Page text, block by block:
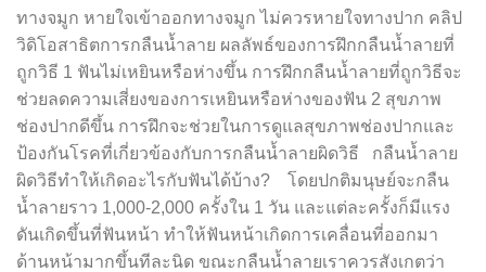
ทางจมูก หายใจเข้าออกทางจมูก ไม่ควรหายใจทางปาก คลิป
วิดิโอสาธิตการกลืนน้ำลาย ผลลัพธ์ของการฝึกกลืนน้ำลายที่
ถูกวิธี 1 ฟันไม่เหยินหรือห่างขึ้น การฝึกกลืนน้ำลายที่ถูกวิธีจะ
ช่วยลดความเสี่ยงของการเหยินหรือห่างของฟัน 2 สุขภาพ
ช่องปากดีขึ้น การฝึกจะช่วยในการดูแลสุขภาพช่องปากและ
ป้องกันโรคที่เกี่ยวข้องกับการกลืนน้ำลายผิดวิธี กลืนน้ำลาย
ผิดวิธีทำให้เกิดอะไรกับฟันได้บ้าง? โดยปกติมนุษย์จะกลืน
น้ำลายราว 1,000-2,000 ครั้งใน 1 วัน และแต่ละครั้งก็มีแรง
ดันเกิดขึ้นที่ฟันหน้า ทำให้ฟันหน้าเกิดการเคลื่อนที่ออกมา
ด้านหน้ามากขึ้นทีละนิด ขณะกลืนน้ำลายเราควรสังเกตว่า